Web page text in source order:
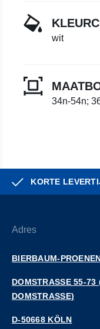
wit
34n-54n;
KORTE
Adres
BIERBAUM-
DOMSTRASSE 55-73
OMSTRASSE)
D-50668 KÖLN